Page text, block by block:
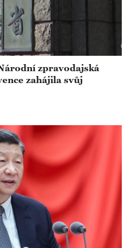
zpravodajská
zahájila svůj